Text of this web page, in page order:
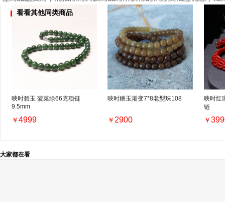
看看其他同类商品
映时碧玉 菠菜绿66克项链
9.5mm
￥ 4999
映时糖玉渐变7*8老型珠108
￥ 2900
映时红
链
￥
大家都在看